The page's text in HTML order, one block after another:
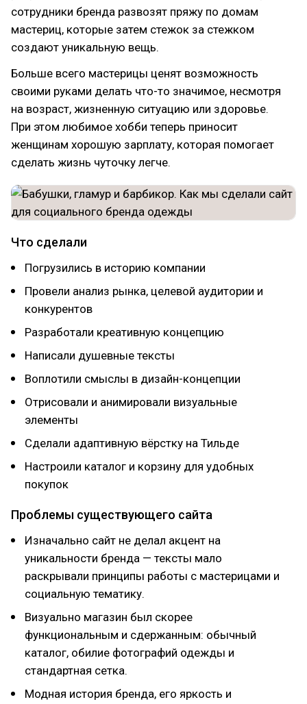
сотрудники бренда развозят пряжу по домам
мастериц, которые затем стежок за стежком
создают уникальную вещь.
Больше всего мастерицы ценят возможность
своими руками делать что-то значимое, несмотря
на возраст, жизненную ситуацию или здоровье.
При этом любимое хобби теперь приносит
женщинам хорошую зарплату, которая помогает
сделать жизнь чуточку легче.
Что сделали
Погрузились в историю компании
Провели анализ рынка, целевой аудитории и
конкурентов
Разработали креативную концепцию
Написали душевные тексты
Воплотили смыслы в дизайн-концепции
Отрисовали и анимировали визуальные
элементы
Сделали адаптивную вёрстку на Тильде
Настроили каталог и корзину для удобных
покупок
Проблемы существующего сайта
Изначально сайт не делал акцент на
уникальности бренда — тексты мало
раскрывали принципы работы с мастерицами и
социальную тематику.
Визуально магазин был скорее
функциональным и сдержанным: обычный
каталог, обилие фотографий одежды и
стандартная сетка.
Модная история бренда, его яркость и